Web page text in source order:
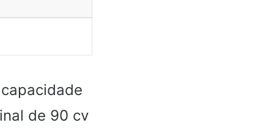
de 90 cv